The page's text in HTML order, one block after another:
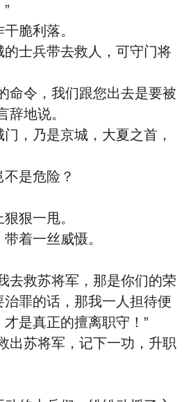
脆利落。
士兵带去救人，可守门将
命令，我们跟您出去是要被
辞地说。
，乃是京城，大夏之首，
是危险？
狠一甩。
着一丝威慑。
去救苏将军，那是你们的荣
罪的话，那我一人担待便
是真正的擅离职守！”
出苏将军，记下一功，升职